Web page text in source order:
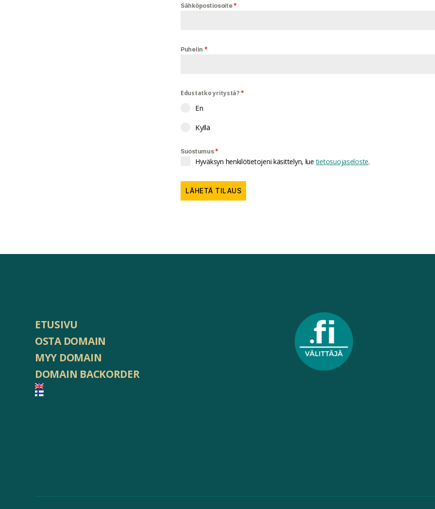
Sähköpostiosoite*
Puhelin *
Edustatko yritystä?*
En
Kyllä
Suostumus*
Hyväksyn henkilötietojeni käsittelyn, luetietosuojaseloste.
LÄHETÄ TILAUS
ETUSIVU
OSTA DOMAIN
MYY DOMAIN
DOMAIN BACKORDER